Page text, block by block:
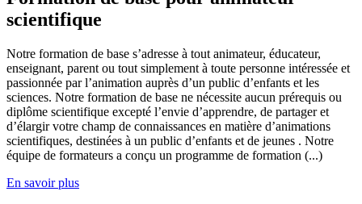
scientifique
Notre formation de base s’adresse à tout animateur, éducateur,
enseignant, parent ou tout simplement à toute personne intéressée et
passionnée par l’animation auprès d’un public d’enfants et les
sciences. Notre formation de base ne nécessite aucun prérequis ou
diplôme scientifique excepté l’envie d’apprendre, de partager et
d’élargir votre champ de connaissances en matière d’animations
scientifiques, destinées à un public d’enfants et de jeunes . Notre
équipe de formateurs a conçu un programme de formation (...)
En savoir plus